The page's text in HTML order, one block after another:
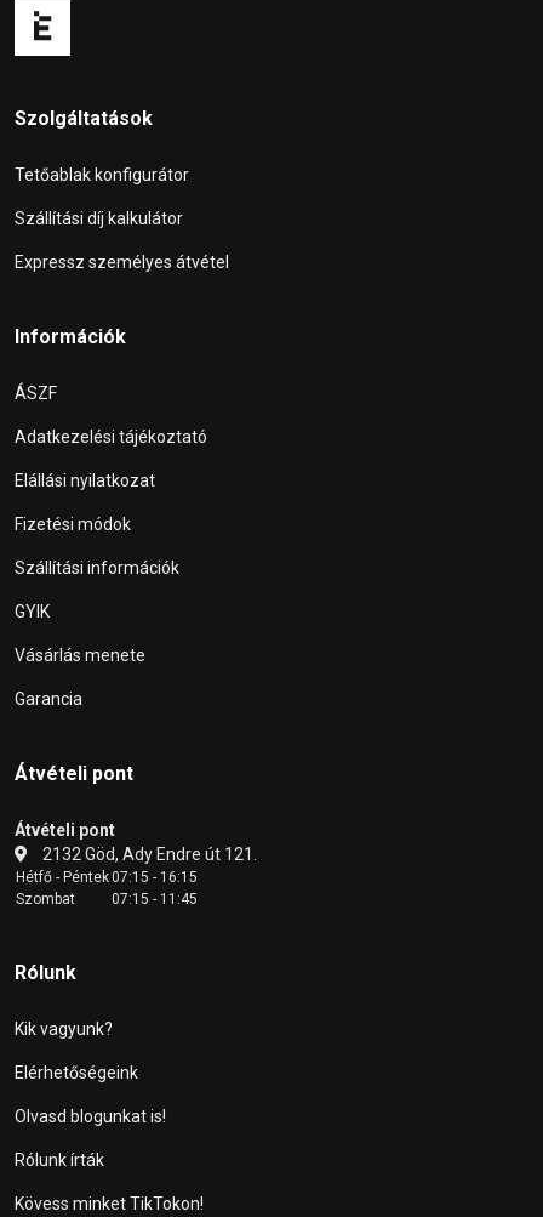
Szolgáltatások
Tetőablak konfigurátor
Szállítási díj kalkulátor
Expressz személyes átvétel
Információk
ÁSZF
Adatkezelési tájékoztató
Elállási nyilatkozat
Fizetési módok
Szállítási információk
GYIK
Vásárlás menete
Garancia
Átvételi pont
Átvételi pont
2132 Göd, Ady Endre út 121.
Hétfő - Péntek07:15 - 16:15
Szombat
07:15 - 11:45
Rólunk
Kik vagyunk?
Elérhetőségeink
Olvasd blogunkat is!
Rólunk írták
Kövess minket TikTokon!